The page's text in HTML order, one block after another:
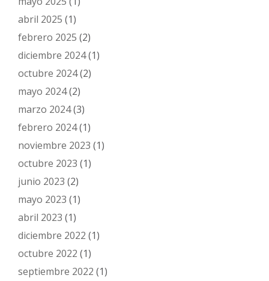
abril 2025 (1)
febrero 2025 (2)
diciembre 2024(1)
octubre 2024(2)
mayo 2024(2)
marzo 2024(3)
febrero 2024(1)
noviembre 2023 (1)
octubre 2023 (1)
junio 2023 (2)
mayo 2023 (1)
abril 2023 (1)
diciembre 2022 (1)
octubre 2022 (1)
septiembre 2022 (1)